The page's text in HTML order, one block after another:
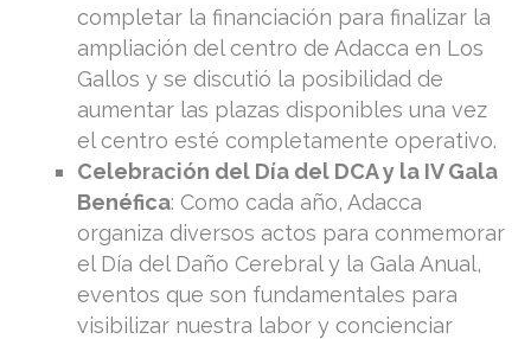
completar la financiación para finalizar la
ampliación del centro de Adacca en Los
Gallos y se discutió la posibilidad de
aumentar las plazas disponibles una vez
el centro esté completamente operativo.
Celebración del Día del DCA y la IV Gala
Benéfica: Como cada año, Adacca
organiza diversos actos para conmemorar
el Día del Daño Cerebral y la Gala Anual,
eventos que son fundamentales para
visibilizar nuestra labor y concienciar